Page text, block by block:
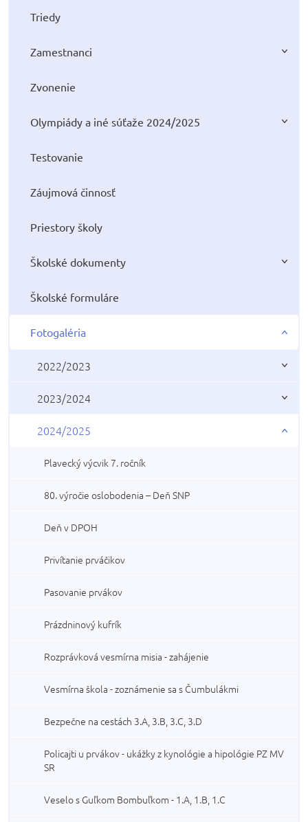
Triedy
Zamestnanci
Zvonenie
Olympiády a iné súťaže 2024/2025
Testovanie
Záujmová činnosť
Priestory školy
Školské dokumenty
Školské formuláre
Fotogaléria
2022/2023
2023/2024
2024/2025
Plavecký výcvik 7. ročník
80. výročie oslobodenia – Deň SNP
Deň v DPOH
Privítanie prváčikov
Pasovanie prvákov
Prázdninový kufrík
Rozprávková vesmírna misia - zahájenie
Vesmírna škola - zoznámenie sa s Čumbulákmi
Bezpečne na cestách 3.A, 3.B, 3.C, 3.D
Policajti u prvákov - ukážky z kynológie a hipológie PZ MV
SR
Veselo s Guľkom Bombuľkom - 1.A, 1.B, 1.C